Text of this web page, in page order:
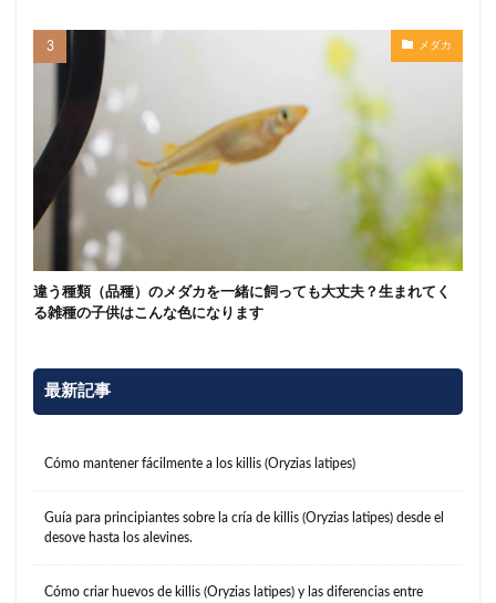
メダカ
違う種類（品種）のメダカを一緒に飼っても大丈夫？生まれてく
る雑種の子供はこんな色になります
最新記事
Cómo mantener fácilmente a los killis (Oryzias latipes)
Guía para principiantes sobre la cría de killis (Oryzias latipes) desde el
desove hasta los alevines.
Cómo criar huevos de killis (Oryzias latipes) y las diferencias entre